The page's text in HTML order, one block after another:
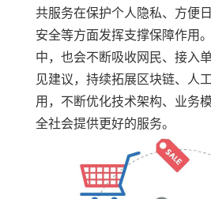
共服务在保护个人隐私、方便
安全等方面发挥支撑保障作用
中，也会不断吸收网民、接入
见建议，持续拓展区块链、人
用，不断优化技术架构、业务
全社会提供更好的服务。